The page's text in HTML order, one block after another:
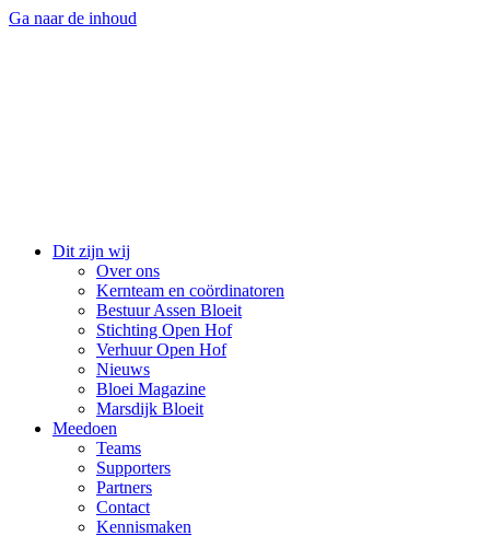
Ga naar de inhoud
Dit zijn wij
Over ons
Kernteam en coördinatoren
Bestuur Assen Bloeit
Stichting Open Hof
Verhuur Open Hof
Nieuws
Bloei Magazine
Marsdijk Bloeit
Meedoen
Teams
Supporters
Partners
Contact
Kennismaken